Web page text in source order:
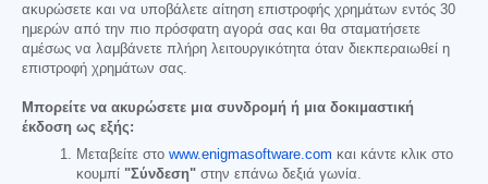
ακυρώσετε και να υποβάλετε αίτηση επιστροφής χρημάτων εντός 30
ημερών από την πιο πρόσφατη αγορά σας και θα σταματήσετε
αμέσως να λαμβάνετε πλήρη λειτουργικότητα όταν διεκπεραιωθεί η
επιστροφή χρημάτων σας.
Μπορείτε να ακυρώσετε μια συνδρομή ή μια δοκιμαστική
έκδοση ως εξής:
Μεταβείτε στο www.enigmasoftware.com και κάντε κλικ στο
κουμπί "Σύνδεση" στην επάνω δεξιά γωνία.